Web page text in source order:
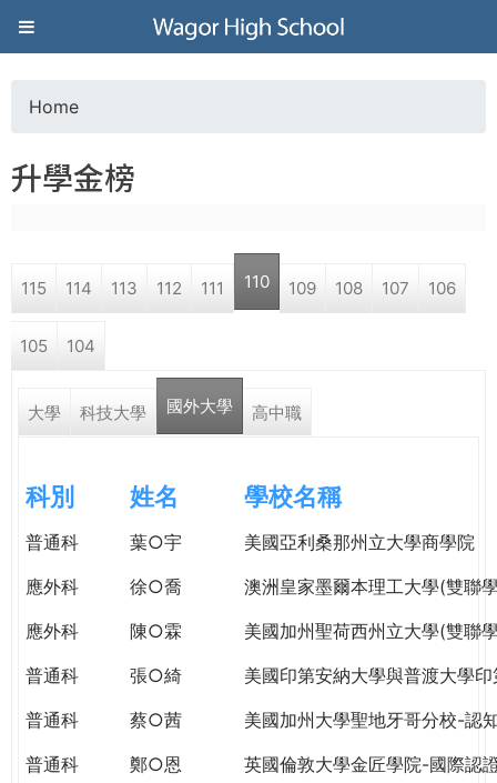
Jump to navigation
葳
格
高
學
格。
o
a
r
e
e
r
e
Home
升學金榜
115 114 113 112 111 110 109 108 107 106
105 104
大學 科技大學 國外大學 高中職
科別 姓名 學校名稱
普通科 葉○宇
美國亞利桑那州立大學商學院
應外科
徐○喬
澳洲皇家墨爾本理工大學(雙聯
應外科
陳○霖
美國加州聖荷西州立大學(雙聯
普通科
張○綺
美國印第安納大學與普渡大學
普通科
蔡○茜
美國加州大學聖地牙哥分校-認
普通科
鄭○恩
英國倫敦大學金匠學院-國際認